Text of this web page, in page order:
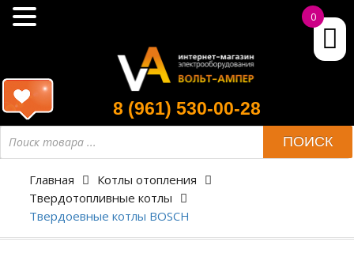
8 (961) 530-00-28
товара
ПОИСК
Главная
Котлы отопления
Твердотопливные котлы
Твердоевные котлы BOSCH
0